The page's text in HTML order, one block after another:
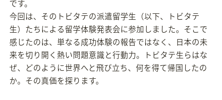
です。
今回は、そのトビタテの派遣留学生（以下、トビタテ
生）たちによる留学体験発表会に参加しました。そこで
感じたのは、単なる成功体験の報告ではなく、日本の未
来を切り開く熱い問題意識と行動力。トビタテ生らはな
ぜ、どのように世界へと飛び立ち、何を得て帰国したの
か。その真価を探ります。